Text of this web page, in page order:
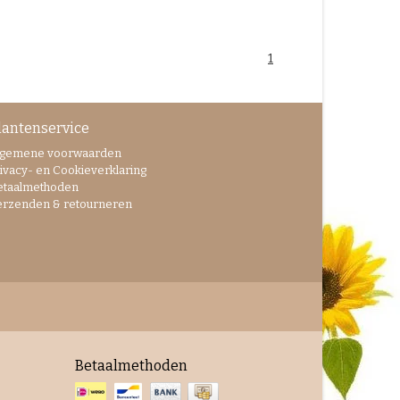
1
voorwaarden
en Cookieverklaring
& retourneren
Betaalmethoden